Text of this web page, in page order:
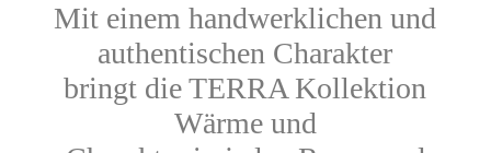
Mit einem handwerklichen und
authentischen Charakter
bringt die TERRA Kollektion
Wärme und